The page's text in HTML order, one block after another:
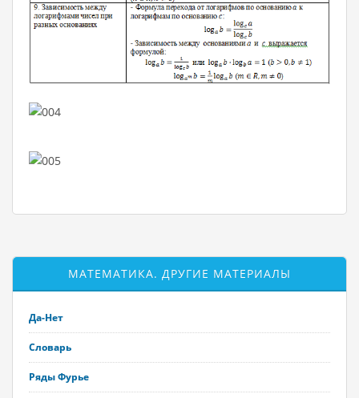
МАТЕМАТИКА. ДРУГИЕ МАТЕРИАЛЫ
Да-Нет
Словарь
Ряды Фурье